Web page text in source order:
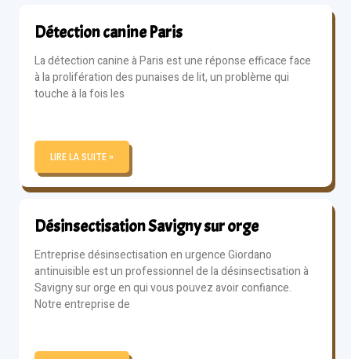
Détection canine Paris
La détection canine à Paris est une réponse efficace face
à la prolifération des punaises de lit, un problème qui
touche à la fois les
LIRE LA SUITE »
Désinsectisation Savigny sur orge
Entreprise désinsectisation en urgence Giordano
antinuisible est un professionnel de la désinsectisation à
Savigny sur orge en qui vous pouvez avoir confiance.
Notre entreprise de